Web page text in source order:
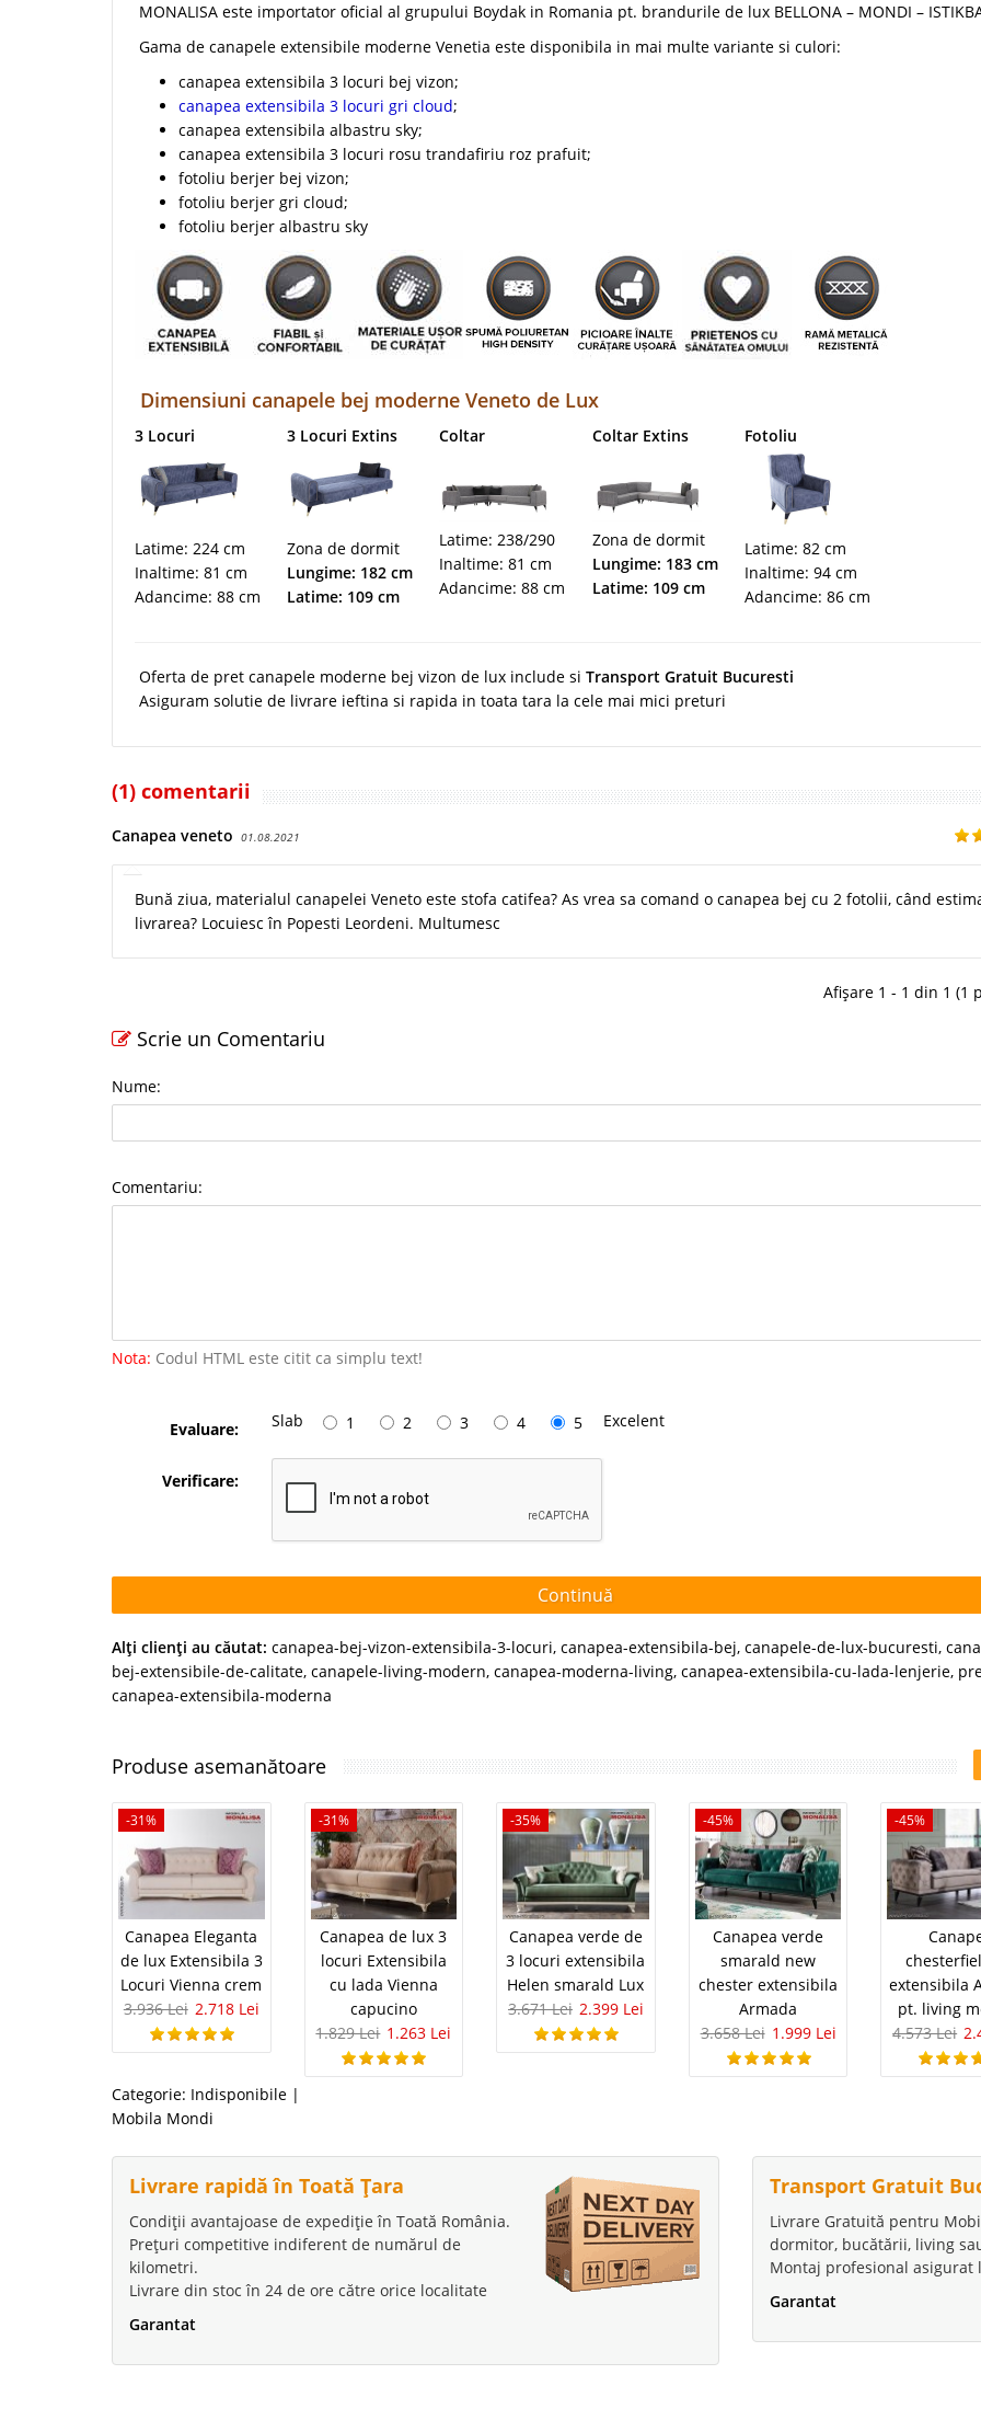
MONALISA este importator oficial al grupului Boydak in Romania pt. brandurile de lux BELLONA – MONDI –
Gama de canapele extensibile moderne Venetia este disponibila in mai multe variante si culori:
canapea extensibila 3 locuri bej vizon;
canapea extensibila 3 locuri gri cloud;
canapea extensibila albastru sky;
canapea extensibila 3 locuri rosu trandafiriu roz prafuit;
fotoliu berjer bej vizon;
fotoliu berjer gri cloud;
fotoliu berjer albastru sky
Dimensiuni canapele bej moderne Veneto de Lux
3 Locuri
Latime: 224 cm
Inaltime: 81 cm
Adancime: 88 cm
3 Locuri Extins
Zona de dormit
Lungime: 182 cm
Latime: 109 cm
Coltar
Latime: 238/290
Inaltime: 81 cm
Adancime: 88 cm
Coltar Extins
Zona de dormit
Lungime: 183 cm
Latime: 109 cm
Fotoliu
Latime: 82 cm
Inaltime: 94 cm
Adancime: 86 cm
Oferta de pret canapele moderne bej vizon de lux include si Transport Gratuit Bucuresti
Asiguram solutie de livrare ieftina si rapida in toata tara la cele mai mici preturi
(1) comentarii
Canapea veneto 01.08.2021
Bună ziua, materialul canapelei Veneto este stofa catifea? As vrea sa comand o canapea bej cu 2 fotolii, când
livrarea? Locuiesc în Popesti Leordeni. Multumesc
Afișare 1 - 1 din 1 (1
Scrie un Comentariu
Nume:
Comentariu:
Nota: Codul HTML este citit ca simplu text!
Evaluare: Slab 1 2 3 4 5 Excelent
Verificare:
Continuă
Alţi clienţi au căutat: canapea-bej-vizon-extensibila-3-locuri, canapea-extensibila-bej, canapele-de-lux-bucuresti,
bej-extensibile-de-calitate, canapele-living-modern, canapea-moderna-living, canapea-extensibila-cu-lada-lenjerie,
canapea-extensibila-moderna
Produse asemanătoare
-31%
Canapea Eleganta
de lux Extensibila 3
Locuri Vienna crem
3.936 Lei 2.718 Lei
-31%
Canapea de lux 3
locuri Extensibila
cu lada Vienna
capucino
1.829 Lei 1.263 Lei
-35%
Canapea verde de
3 locuri extensibila
Helen smarald Lux
3.671 Lei 2.399 Lei
-45%
Canapea verde
smarald new
chester extensibila
Armada
3.658 Lei 1.999 Lei
-45%
extensibila
pt. living
4.573 Lei
Categorie: Indisponibile |
Mobila Mondi
Livrare rapidă în Toată Țara
Condiții avantajoase de expediție în Toată România.
Prețuri competitive indiferent de numărul de
kilometri.
Livrare din stoc în 24 de ore către orice localitate
Garantat
Transport Gratuit
Livrare Gratuită pentru
dormitor, bucătării, living
Montaj profesional asigurat
Garantat